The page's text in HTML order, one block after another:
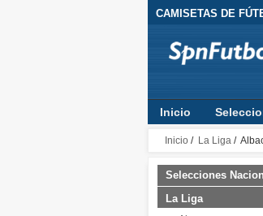
CAMISETAS DE
Inicio
Inicio / La Liga /
Selecciones
La Liga